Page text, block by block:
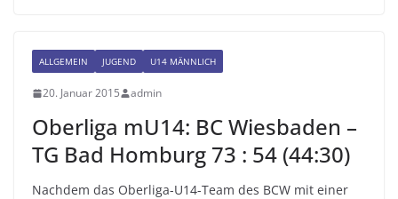
ALLGEMEIN JUGEND U14 MÄNNLICH
20. Januar 2015 admin
Oberliga mU14: BC Wiesbaden –
TG Bad Homburg 73 : 54 (44:30)
Nachdem das Oberliga-U14-Team des BCW mit einer